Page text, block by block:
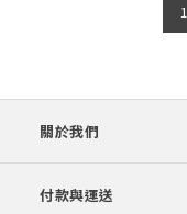
1
關於我們
付款與運送